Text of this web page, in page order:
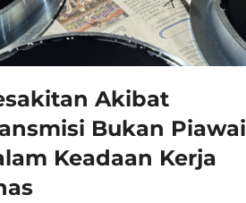
Akibat
Bukan Piawai
Keadaan Kerja